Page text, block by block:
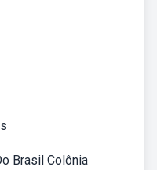
Brasil Colônia